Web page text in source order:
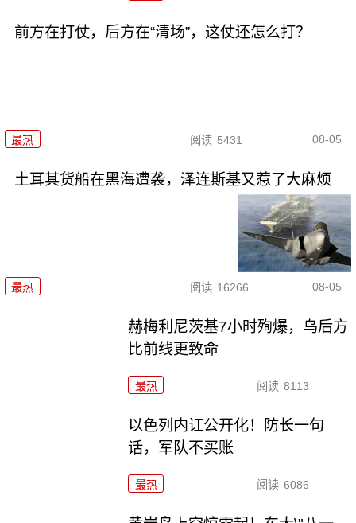
前方在打仗，后方在“清场”，这仗还怎么打？
最热 阅读 5431 08-05
土耳其货船在黑海遭袭，泽连斯基又惹了大麻烦
最热 阅读 16266 08-05
赫梅利尼茨基7小时殉爆，乌后方
比前线更致命
最热 阅读 8113
以色列内讧公开化！防长一句
话，军队不买账
最热 阅读 6086